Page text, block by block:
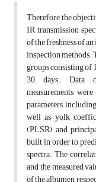
Therefore, the
IR transmission
of the freshness of
inspection methods.
groups consisting of
30 days. Data
measurements
parameters
well as yolk
(PLSR) and
built in order to
spectra. The
and the measured